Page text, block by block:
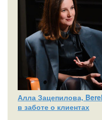
Алла Зацепилова,
в заботе о клиентах